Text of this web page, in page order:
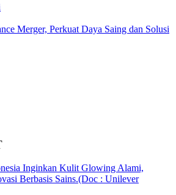
Merger, Perkuat Daya Saing dan Solusi